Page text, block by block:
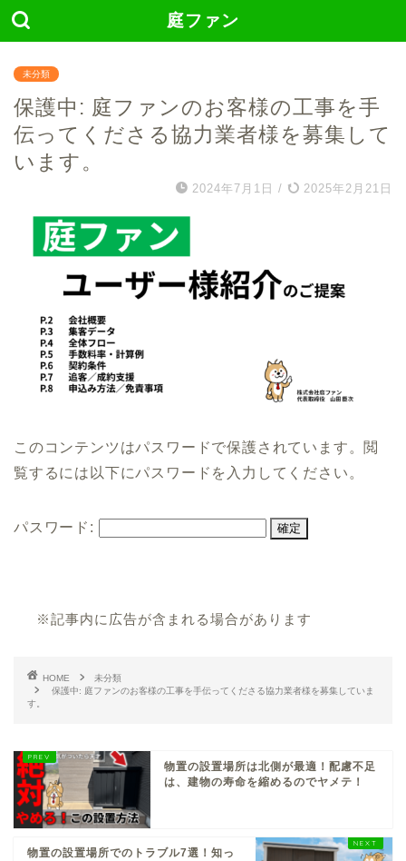
庭ファン
未分類
保護中: 庭ファンのお客様の工事を手
伝ってくださる協力業者様を募集して
います。
2024年7月1日 / 2025年2月21日
このコンテンツはパスワードで保護されています。閲
覧するには以下にパスワードを入力してください。
パスワード:
※記事内に広告が含まれる場合があります
HOME
未分類
保護中: 庭ファンのお客様の工事を手伝ってくださる協力業者様を募集していま
す。
物置の設置場所は北側が最適！配慮不足
は、建物の寿命を縮めるのでヤメテ！
物置の設置場所でのトラブル7選！知っ